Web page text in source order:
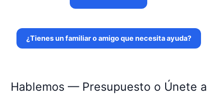
¿Tienes un familiar o amigo que necesita ayuda?
Hablemos — Presupuesto o Únete a